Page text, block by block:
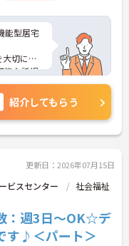
能型居宅
切にし
能な託児
務いただ
ど、さら
くださ
紹介してもらう
更新日：2026年07月15日
ビスセンター
社会福祉
：週3日～OK☆デ
す♪＜パート＞